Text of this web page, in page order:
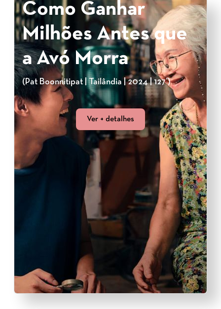
Como Ganhar
Milhões Antes que
a Avó Morra
(Pat Boonnitipat | Tailândia | 2024 | 127’)
Ver + detalhes